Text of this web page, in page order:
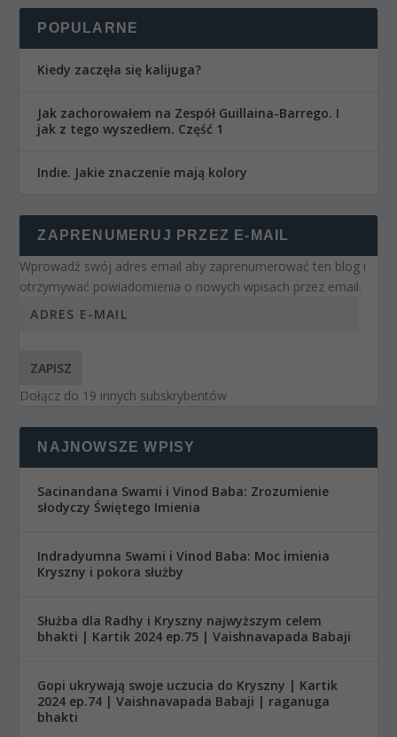
POPULARNE
Kiedy zaczęła się kalijuga?
Jak zachorowałem na Zespół Guillaina-Barrego. I
jak z tego wyszedłem. Część 1
Indie. Jakie znaczenie mają kolory
ZAPRENUMERUJ PRZEZ E-MAIL
Wprowadź swój adres email aby zaprenumerować ten blog i
otrzymywać powiadomienia o nowych wpisach przez email.
ZAPISZ
Dołącz do 19 innych subskrybentów
NAJNOWSZE WPISY
Sacinandana Swami i Vinod Baba: Zrozumienie
słodyczy Świętego Imienia
Indradyumna Swami i Vinod Baba: Moc imienia
Kryszny i pokora służby
Służba dla Radhy i Kryszny najwyższym celem
bhakti | Kartik 2024 ep.75 | Vaishnavapada Babaji
Gopi ukrywają swoje uczucia do Kryszny | Kartik
2024 ep.74 | Vaishnavapada Babaji | raganuga
bhakti